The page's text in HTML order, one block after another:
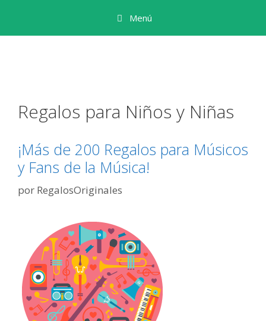
contenido
Menú
Regalos para Niños y Niñas
¡Más de 200 Regalos para Músicos
y Fans de la Música!
por RegalosOriginales